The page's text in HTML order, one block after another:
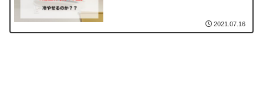
2021.07.16